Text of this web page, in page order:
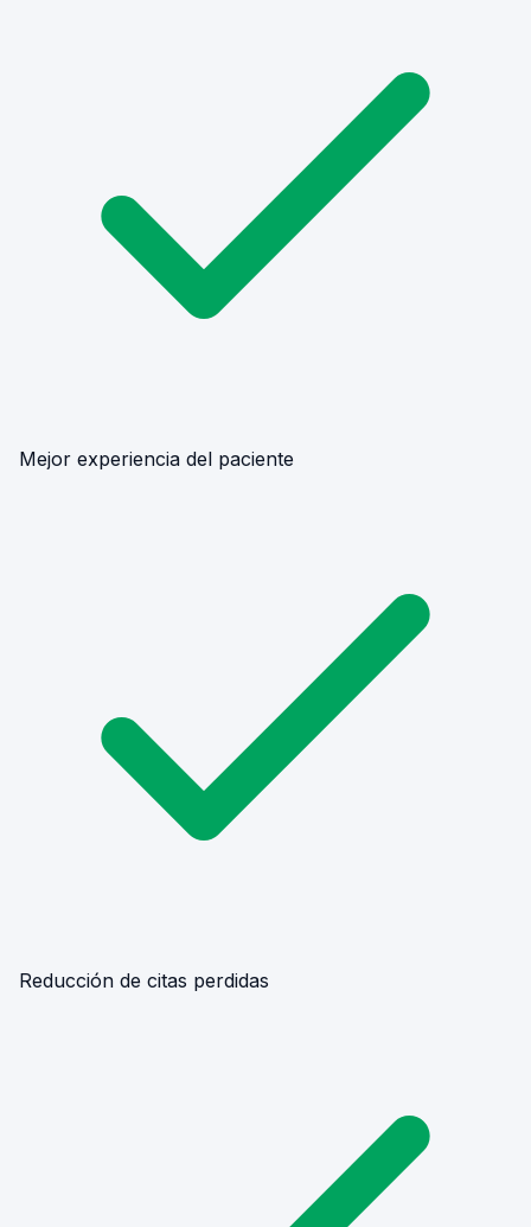
Mejor experiencia del paciente
Reducción de citas perdidas